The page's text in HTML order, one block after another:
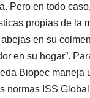
Pero en todo
propias de la
en su
en su hogar”.
Biopec maneja
normas ISS